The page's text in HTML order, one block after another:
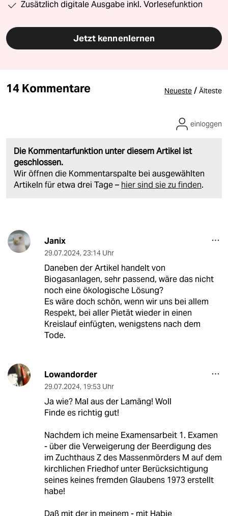
Zusätzlich digitale Ausgabe inkl. Vorlesefunktion
Jetzt kennenlernen
14 Kommentare Neueste / Älteste
Die Kommentarfunktion unter diesem Artikel ist
geschlossen.
Wir öffnen die Kommentarspalte bei ausgewählten
Artikeln für etwa drei Tage – hier sind sie zu finden.
einloggen
Janix
29.07.2024, 23:14 Uhr
Daneben der Artikel handelt von
Biogasanlagen, sehr passend, wäre das nicht
noch eine ökologische Lösung?
Es wäre doch schön, wenn wir uns bei allem
Respekt, bei aller Pietät wieder in einen
Kreislauf einfügten, wenigstens nach dem
Tode.
Lowandorder
29.07.2024, 19:53 Uhr
Ja wie? Mal aus der Lamäng! Woll
Finde es richtig gut!
Nachdem ich meine Examensarbeit 1. Examen
- über die Verweigerung der Beerdigung des
im Zuchthaus Z des Massenmörders M auf dem
kirchlichen Friedhof unter Berücksichtigung
seines keines fremden Glaubens 1973 erstellt
habe!